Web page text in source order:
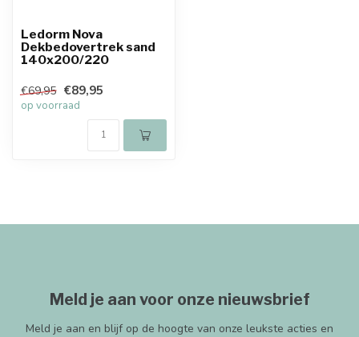
Ledorm Nova
Dekbedovertrek sand
140x200/220
€69,95 €89,95
op voorraad
Meld je aan voor onze nieuwsbrief
Meld je aan en blijf op de hoogte van onze leukste acties en